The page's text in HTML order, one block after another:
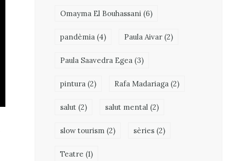
Omayma El Bouhassani (6)
pandèmia (4) Paula Aivar (2)
Paula Saavedra Egea (3)
pintura (2) Rafa Madariaga (2)
salut (2) salut mental (2)
slow tourism (2) sèries (2)
Teatre (1)